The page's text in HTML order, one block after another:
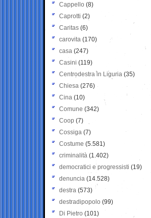
Cappello (8)
Caprotti (2)
Caritas (6)
carovita (170)
casa (247)
Casini (119)
Centrodestra in Liguria (35)
Chiesa (276)
Cina (10)
Comune (342)
Coop (7)
Cossiga (7)
Costume (5.581)
criminalità (1.402)
democratici e progressisti (19)
denuncia (14.528)
destra (573)
destradipopolo (99)
Di Pietro (101)